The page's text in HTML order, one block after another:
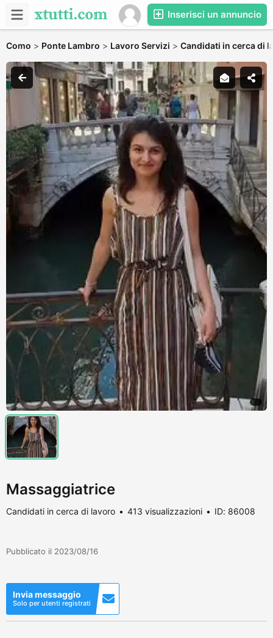
Inserisci un annuncio
Como > Ponte Lambro > Lavoro Servizi > Candidati in cerca di
Massaggiatrice
Candidati in cerca di lavoro 413 visualizzazioni ID: 86008
Pubblicato il 2023/08/16
Invia messaggio
Solo per utenti registrati